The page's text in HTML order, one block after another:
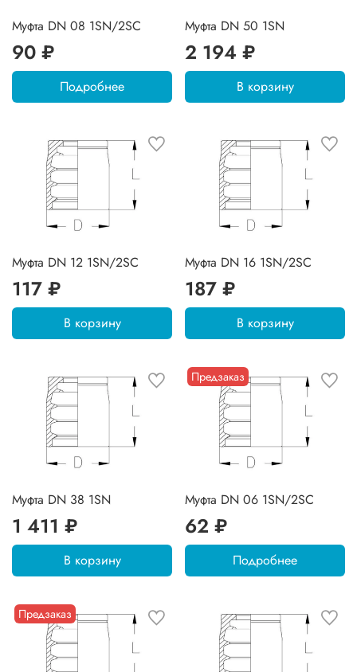
Муфта DN 08 1SN/2SC
90 ₽
Подробнее
Муфта DN 50 1SN
2 194 ₽
В корзину
Муфта DN 12 1SN/2SC
117 ₽
В корзину
Муфта DN 16 1SN/2SC
187 ₽
В корзину
Муфта DN 38 1SN
1 411 ₽
В корзину
Предзаказ
Муфта DN 06 1SN/2SC
62 ₽
Подробнее
Предзаказ